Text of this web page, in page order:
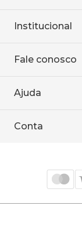
Institucional
Onde encontrar
Baixe o APP
Fale conosco
WhatsApp
Ajuda
Política de
Conta
Cadastre-se